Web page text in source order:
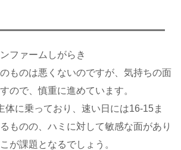
ファームしがらき
ものは悪くないのですが、気持ちの面
ので、慎重に進めています。
体に乗っており、速い日には16-15ま
ものの、ハミに対して敏感な面があり
が課題となるでしょう。